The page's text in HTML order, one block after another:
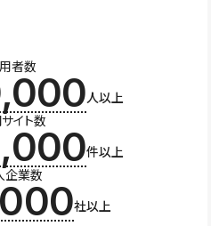
者数
人以上
イト数
件以上
企業数
社以上